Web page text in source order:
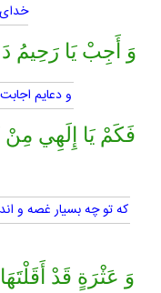
وَ أَجِبْ يَا رَحِيمُ
و دعايم
فَكَمْ يَا إِلَهِي
كه تو چه بسيار غصه و
وَ عَثْرَةٍ قَدْ